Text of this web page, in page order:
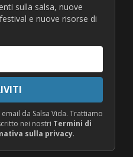
sulla salsa, nuove
e nuove risorse di
da Salsa Vida. Trattiamo
nei nostri Termini di
sulla privacy.